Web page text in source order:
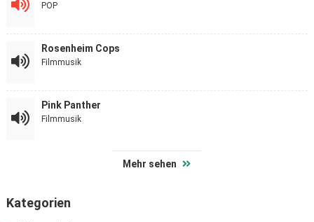
POP
Rosenheim Cops
Filmmusik
Pink Panther
Filmmusik
Mehr sehen
Kategorien